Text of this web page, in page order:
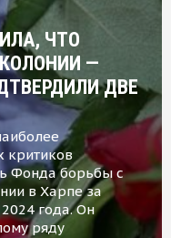
ЧТО
—
ДВЕ
критиков
Фонда борьбы с
в Харпе за
года. Он
ряду